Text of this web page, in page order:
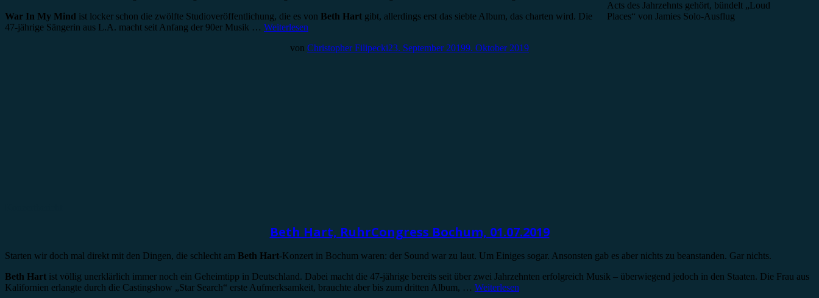
Acts des Jahrzehnts gehört, bündelt „Loud
Places“ von Jamies Solo-Ausflug
War In My Mind ist locker schon die zwölfte Studioveröffentlichung, die es von Beth Hart gibt, allerdings erst das siebte Album, das charten wird. Die
47-jährige Sängerin aus L.A. macht seit Anfang der 90er Musik … Weiterlesen
von Christopher Filipecki23. September 20199. Oktober 2019
Beth Hart, RuhrCongress Bochum, 01.07.2019
Starten wir doch mal direkt mit den Dingen, die schlecht am Beth Hart-Konzert in Bochum waren: der Sound war zu laut. Um Einiges sogar. Ansonsten gab es aber nichts zu beanstanden. Gar nichts.
Beth Hart ist völlig unerklärlich immer noch ein Geheimtipp in Deutschland. Dabei macht die 47-jährige bereits seit über zwei Jahrzehnten erfolgreich Musik – überwiegend jedoch in den Staaten. Die Frau aus
Kalifornien erlangte durch die Castingshow „Star Search“ erste Aufmerksamkeit, brauchte aber bis zum dritten Album, … Weiterlesen